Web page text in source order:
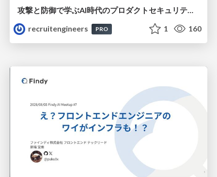
攻撃と防御で学ぶAI時代のプロダクトセキュリティ演習
recruitengineers
PRO 1 160